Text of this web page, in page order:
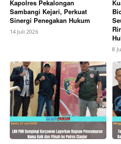
Kapolres Pekalongan
Sambangi Kejari, Perkuat
Sinergi Penegakan Hukum
14 Juli 2026
8